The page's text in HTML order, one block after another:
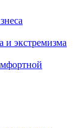
и экстремизма